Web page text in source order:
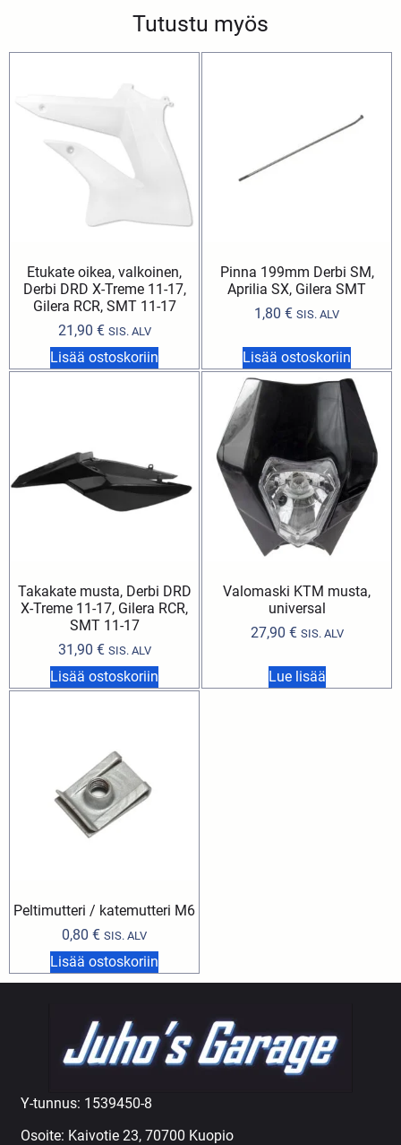
Tutustu myös
Etukate oikea, valkoinen,
Derbi DRD X-Treme 11-17,
Gilera RCR, SMT 11-17
21,90 € SIS. ALV
Lisää ostoskoriin
Pinna 199mm Derbi SM,
Aprilia SX, Gilera SMT
1,80 € SIS. ALV
Lisää ostoskoriin
Takakate musta, Derbi DRD
X-Treme 11-17, Gilera RCR,
SMT 11-17
31,90 € SIS. ALV
Lisää ostoskoriin
Valomaski KTM musta,
universal
27,90 € SIS. ALV
Lue lisää
Peltimutteri / katemutteri M6
0,80 € SIS. ALV
Lisää ostoskoriin
Y-tunnus: 1539450-8
Osoite: Kaivotie 23, 70700 Kuopio